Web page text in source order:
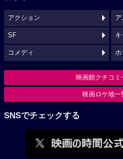
アクション ア
SF キ
コメディ ホ
映画館クチコミ
映画ロケ地一
SNSでチェックする